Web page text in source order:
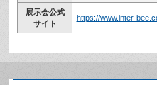
展示会公式
サイト
https://www.inter-